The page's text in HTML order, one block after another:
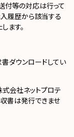
付等の対応は行って
入履歴から該当する
ます。
ダウンロードしてい
会社ネットプロテ
書は発行できませ